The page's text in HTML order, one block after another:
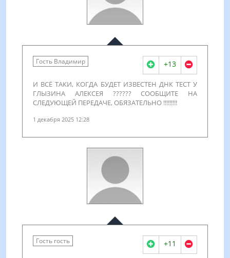
Гость Владимир +13
И ВСЁ ТАКИ, КОГДА БУДЕТ ИЗВЕСТЕН ДНК ТЕСТ У
ГЛЫЗИНА АЛЕКСЕЯ ?????? СООБЩИТЕ НА
СЛЕДУЮЩЕЙ ПЕРЕДАЧЕ, ОБЯЗАТЕЛЬНО !!!!!!!!!
1 декабря 2025 12:28
Гость гость +11